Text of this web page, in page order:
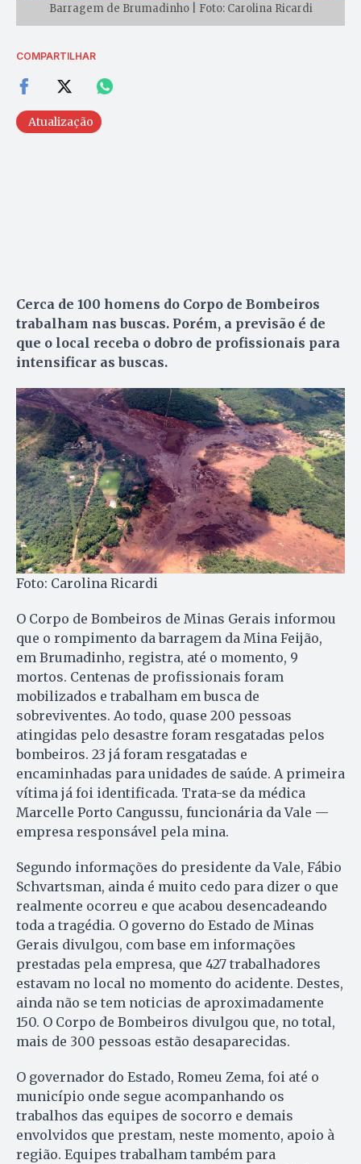
Barragem de Brumadinho | Foto: Carolina Ricardi
COMPARTILHAR
Atualização
Cerca de 100 homens do Corpo de Bombeiros
trabalham nas buscas. Porém, a previsão é de
que o local receba o dobro de profissionais para
intensificar as buscas.
Foto: Carolina Ricardi
O Corpo de Bombeiros de Minas Gerais informou
que o rompimento da barragem da Mina Feijão,
em Brumadinho, registra, até o momento, 9
mortos. Centenas de profissionais foram
mobilizados e trabalham em busca de
sobreviventes. Ao todo, quase 200 pessoas
atingidas pelo desastre foram resgatadas pelos
bombeiros. 23 já foram resgatadas e
encaminhadas para unidades de saúde. A primeira
vítima já foi identificada. Trata-se da médica
Marcelle Porto Cangussu, funcionária da Vale —
empresa responsável pela mina.
Segundo informações do presidente da Vale, Fábio
Schvartsman, ainda é muito cedo para dizer o que
realmente ocorreu e que acabou desencadeando
toda a tragédia. O governo do Estado de Minas
Gerais divulgou, com base em informações
prestadas pela empresa, que 427 trabalhadores
estavam no local no momento do acidente. Destes,
ainda não se tem noticias de aproximadamente
150. O Corpo de Bombeiros divulgou que, no total,
mais de 300 pessoas estão desaparecidas.
O governador do Estado, Romeu Zema, foi até o
município onde segue acompanhando os
trabalhos das equipes de socorro e demais
envolvidos que prestam, neste momento, apoio à
região. Equipes trabalham também para